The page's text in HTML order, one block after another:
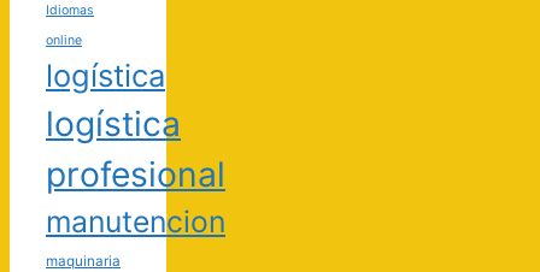
Idiomas
online
logística
logística
profesional
manutencion
maquinaria